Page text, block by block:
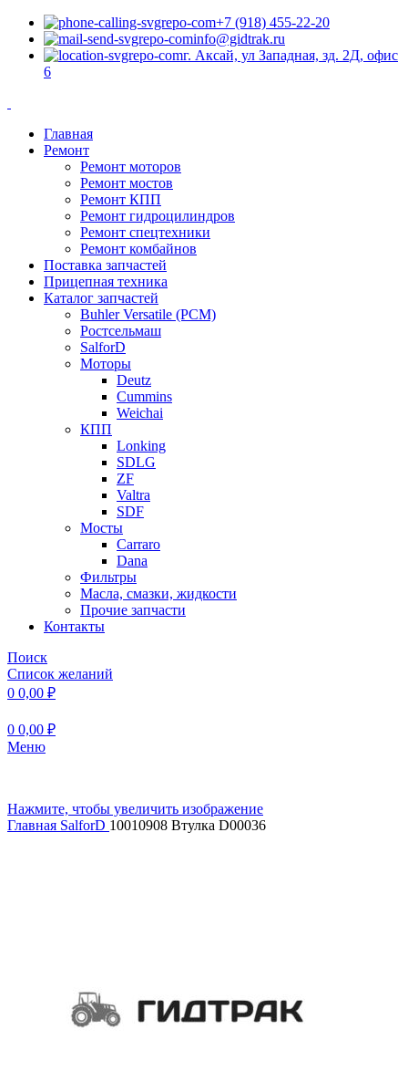
+7 (918) 455-22-20
info@gidtrak.ru
г. Аксай, ул Западная, зд. 2Д, офис
6
Главная
Ремонт
Ремонт моторов
Ремонт мостов
Ремонт КПП
Ремонт гидроцилиндров
Ремонт спецтехники
Ремонт комбайнов
Поставка запчастей
Прицепная техника
Каталог запчастей
Buhler Versatile (РСМ)
Ростсельмаш
SalforD
Моторы
Deutz
Cummins
Weichai
КПП
Lonking
SDLG
ZF
Valtra
SDF
Мосты
Carraro
Dana
Фильтры
Масла, смазки, жидкости
Прочие запчасти
Контакты
Поиск
Список желаний
0 0,00 ₽
0 0,00 ₽
Меню
Нажмите, чтобы увеличить изображение
Главная SalforD 10010908 Втулка D00036